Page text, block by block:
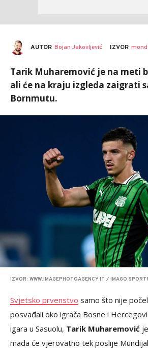
AUTOR Bojan Jakovljević IZVOR
Tarik Muharemović je na meti
ali će na kraju izgleda zaigrati
Bornmutu.
IZVOR: WWW.IMAGEPHOTOAGENCY.IT / IMAGO
Svjetsko prvenstvo samo što nije
posvađali oko igrača Bosne i
igara u Sasuolu, Tarik Muharemović
mada će vjerovatno tek poslije